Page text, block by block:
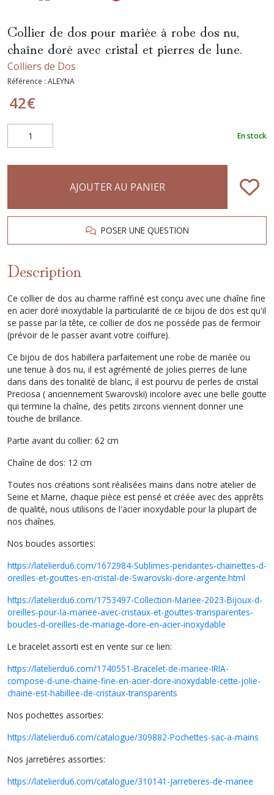
Collier de dos pour mariée à robe dos nu,
chaîne doré avec cristal et pierres de lune.
Colliers de Dos
Référence : ALEYNA
42€
En stock
AJOUTER AU PANIER
POSER UNE QUESTION
Description
Ce collier de dos au charme raffiné est conçu avec une chaîne fine
en acier doré inoxydable la particularité de ce bijou de dos est qu'il
se passe par la tête, ce collier de dos ne posséde pas de fermoir
(prévoir de le passer avant votre coiffure).
Ce bijou de dos habillera parfaitement une robe de mariée ou
une tenue à dos nu, il est agrémenté de jolies pierres de lune
dans dans des tonalité de blanc, il est pourvu de perles de cristal
Preciosa ( anciennement Swarovski) incolore avec une belle goutte
qui termine la chaîne, des petits zircons viennent donner une
touche de brillance.
Partie avant du collier: 62 cm
Chaîne de dos: 12 cm
Toutes nos créations sont réalisées mains dans notre atelier de
Seine et Marne, chaque pièce est pensé et créée avec des apprêts
de qualité, nous utilisons de l'acier inoxydable pour la plupart de
nos chaînes.
Nos boucles assorties:
https://latelierdu6.com/1672984-Sublimes-pendantes-chainettes-d-
oreilles-et-gouttes-en-cristal-de-Swarovski-dore-argente.html
https://latelierdu6.com/1753497-Collection-Mariee-2023-Bijoux-d-
oreilles-pour-la-mariee-avec-cristaux-et-gouttes-transparentes-
boucles-d-oreilles-de-mariage-dore-en-acier-inoxydable
Le bracelet assorti est en vente sur ce lien:
https://latelierdu6.com/1740551-Bracelet-de-mariee-IRIA-
compose-d-une-chaine-fine-en-acier-dore-inoxydable-cette-jolie-
chaine-est-habillee-de-cristaux-transparents
Nos pochettes assorties:
https://latelierdu6.com/catalogue/309882-Pochettes-sac-a-mains
Nos jarretiéres assorties:
https://latelierdu6.com/catalogue/310141-Jarretieres-de-mariee